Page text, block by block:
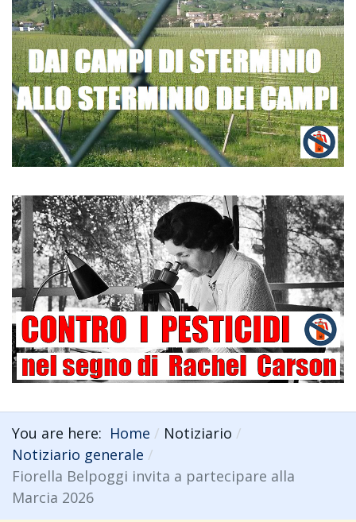
You are here: Home
Notiziario
Notiziario generale
Fiorella Belpoggi invita a partecipare alla
Marcia 2026